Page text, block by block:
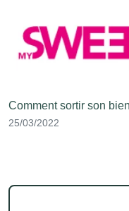
Comment sortir son
25/03/2022